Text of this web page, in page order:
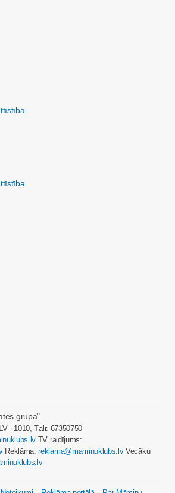
grupa"
- 1010, Tālr. 67350750
TV raidījums:
Reklāma:reklama@maminuklubs.lvVecāku